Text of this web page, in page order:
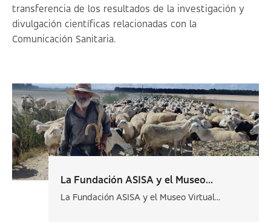
transferencia de los resultados de la investigación y
divulgación científicas relacionadas con la
Comunicación Sanitaria.
La Fundación ASISA y el Museo...
La Fundación ASISA y el Museo Virtual...